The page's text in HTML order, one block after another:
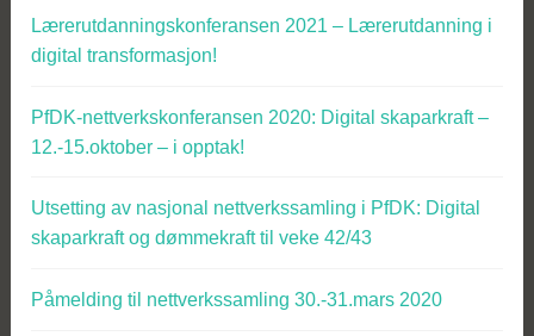
Lærerutdanningskonferansen 2021 – Lærerutdanning i
digital transformasjon!
PfDK-nettverkskonferansen 2020: Digital skaparkraft –
12.-15.oktober – i opptak!
Utsetting av nasjonal nettverkssamling i PfDK: Digital
skaparkraft og dømmekraft til veke 42/43
Påmelding til nettverkssamling 30.-31.mars 2020